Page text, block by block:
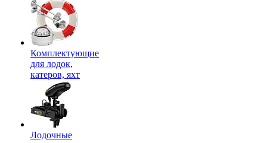
Комплектующие
для лодок,
катеров, яхт
Лодочные